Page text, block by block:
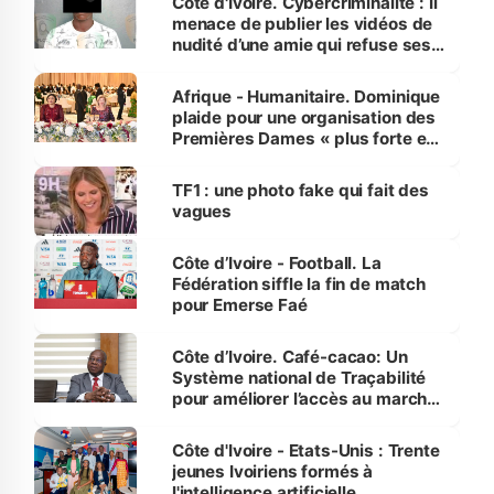
menace de publier les vidéos de
nudité d’une amie qui refuse ses
Afrique - Humanitaire. Dominique
plaide pour une organisation des
Premières Dames « plus forte et
sur la scène internationale »
TF1 : une photo fake qui fait des
vagues
Côte d’Ivoire - Football. La
Fédération siffle la fin de match
pour Emerse Faé
Côte d’Ivoire. Café-cacao: Un
Système national de Traçabilité
pour améliorer l’accès au marché
Côte d'Ivoire - Etats-Unis : Trente
jeunes Ivoiriens formés à